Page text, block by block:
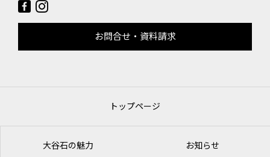
お問合せ・資料請求
トップページ
大谷石の魅力 お知らせ